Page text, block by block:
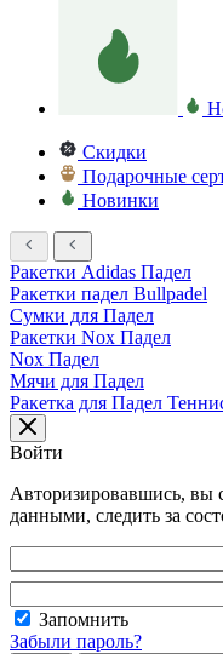
Скидки
Подарочные
Новинки
Ракетки Adidas Падел
Ракетки падел Bullpadel
Сумки для Падел
Ракетки Nox Падел
Nox Падел
Мячи для Падел
Ракетка для Падел
Войти
Авторизировавшись, вы
данными, следить за
Запомнить
Забыли пароль?